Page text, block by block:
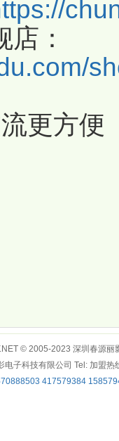
：
更方便
© 2005-2023 深圳春源
电子科技有限公司 Tel: 加盟
417579384